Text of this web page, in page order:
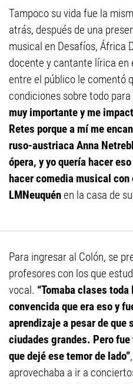
Tampoco su vida fue la
atrás, después de una
musical en Desafíos, África
docente y cantante lírica en
entre el público le comentó
condiciones sobre todo
muy importante y me
Retes porque a mí me
ruso-austriaca Anna
ópera, y yo quería hacer
hacer comedia musical
LMNeuquénen la casa de
Para ingresar al Colón, se
profesores con los que
vocal. “Tomaba clases
convencida que era eso y
aprendizaje a pesar de que
ciudades grandes. Pero
que dejé ese temor de lado”
aprovechaba a ir a